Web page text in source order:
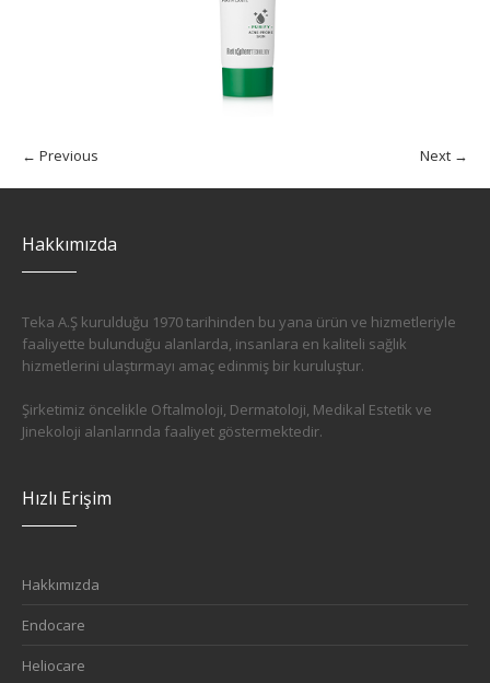
← Previous Next →
Hakkımızda
Teka A.Ş kurulduğu 1970 tarihinden bu yana ürün ve hizmetleriyle
faaliyette bulunduğu alanlarda, insanlara en kaliteli sağlık
hizmetlerini ulaştırmayı amaç edinmiş bir kuruluştur.
Şirketimiz öncelikle Oftalmoloji, Dermatoloji, Medikal Estetik ve
Jinekoloji alanlarında faaliyet göstermektedir.
Hızlı Erişim
Hakkımızda
Endocare
Heliocare